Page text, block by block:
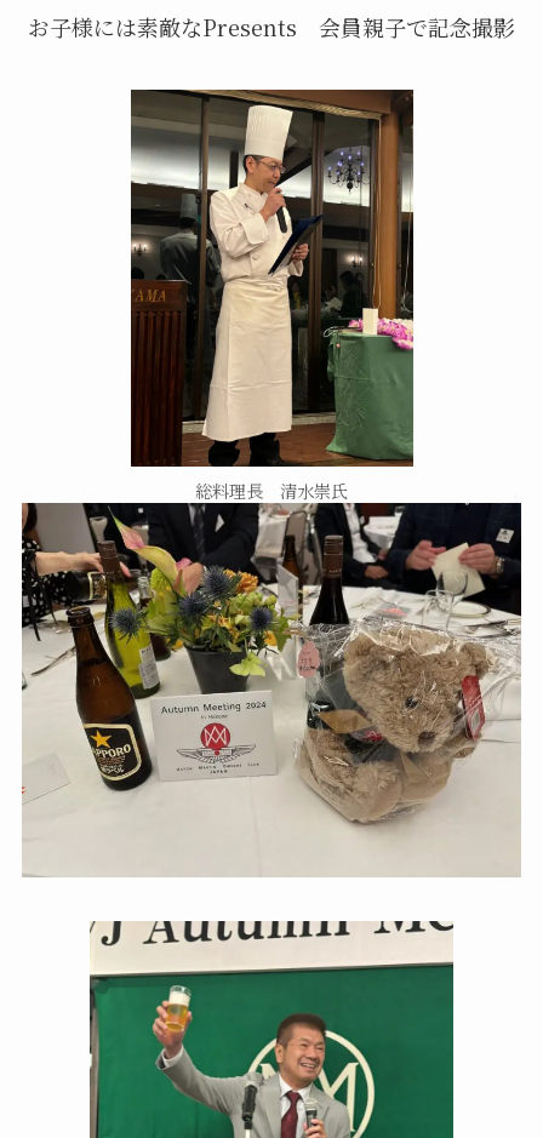
お子様には素敵なPresents 会員親子で記念撮影
総料理長 清水崇氏